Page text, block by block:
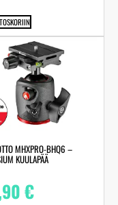
MHXPRO-BHQ6 –
KUULAPÄÄ
€